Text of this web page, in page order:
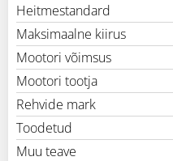
Heitmestandard
Maksimaalne kiirus
Mootori võimsus
Mootori tootja
Rehvide mark
Toodetud
Muu teave